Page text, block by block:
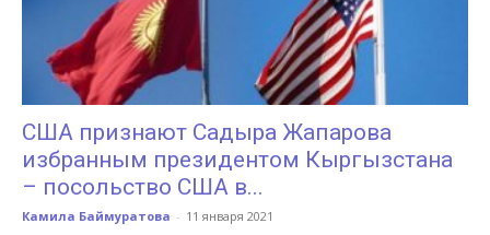
США признают Садыра Жапарова
избранным президентом Кыргызстана
– посольство США в...
Камила Баймуратова - 11 января 2021